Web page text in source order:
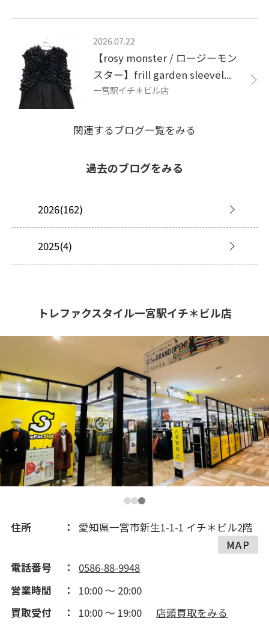
2026.07.22
【rosy monster / ロージーモン
スター】frill garden sleevel...
一宮駅イチ＊ビル店
関連するブログ一覧をみる
過去のブログをみる
2026(162)
2025(4)
トレファクスタイル一宮駅イチ＊ビル店
住所
愛知県一宮市新生1-1-1 イチ＊ビル2階
MAP
電話番号
0586-88-9948
営業時間
10:00 ～ 20:00
買取受付
10:00 ～ 19:00
店頭買取をみる